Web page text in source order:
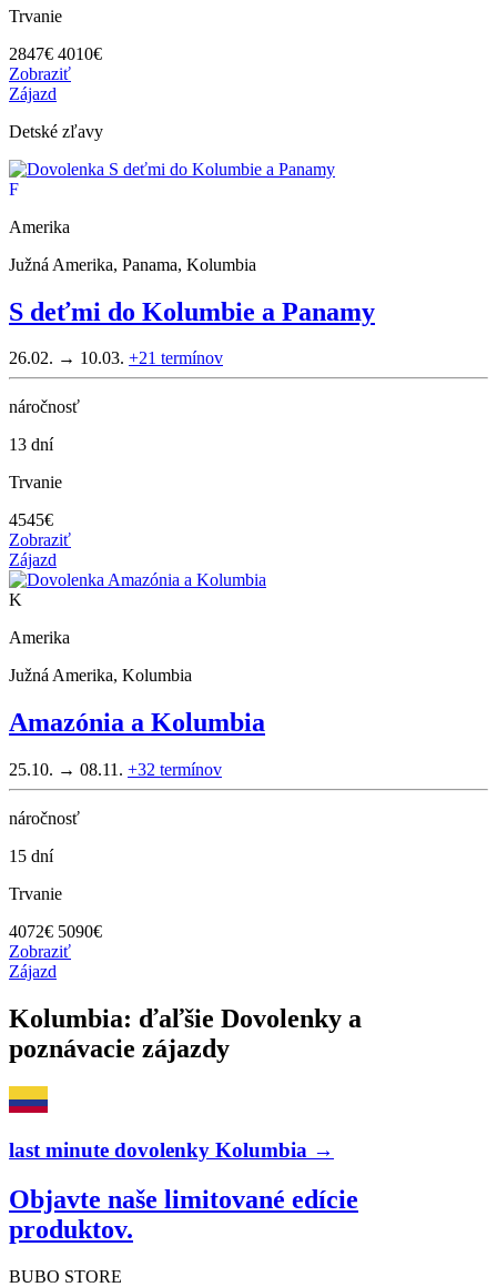
Trvanie
2847€ 4010€
Zobraziť
Zájazd
Detské zľavy
F
Amerika
Južná Amerika, Panama, Kolumbia
S deťmi do Kolumbie a Panamy
26.02. → 10.03. +21 termínov
náročnosť
13 dní
Trvanie
4545€
Zobraziť
Zájazd
K
Amerika
Južná Amerika, Kolumbia
Amazónia a Kolumbia
25.10. → 08.11. +32 termínov
náročnosť
15 dní
Trvanie
4072€ 5090€
Zobraziť
Zájazd
Kolumbia: ďaľšie Dovolenky a
poznávacie zájazdy
last minute dovolenky Kolumbia →
Objavte naše limitované edície
produktov.
BUBO STORE